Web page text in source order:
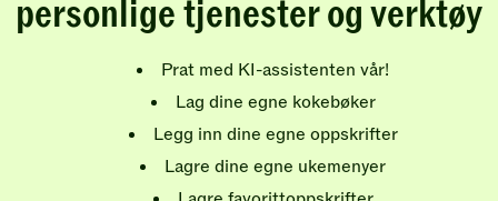
personlige tjenester og verktøy
Prat med KI-assistenten vår!
Lag dine egne kokebøker
Legg inn dine egne oppskrifter
Lagre dine egne ukemenyer